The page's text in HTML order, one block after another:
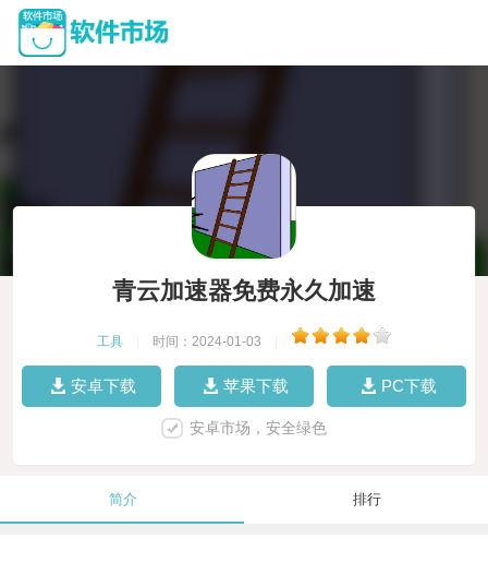
青云加速器免费永久加速
工具 时间：2024-01-03
安卓下载 苹果下载 PC下载
安卓市场，安全绿色
简介 排行